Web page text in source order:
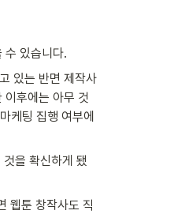
수 있습니다.
있는 반면 제작사
이후에는 아무 것
케팅 집행 여부에
을 확신하게 됐
웹툰 창작사도 직